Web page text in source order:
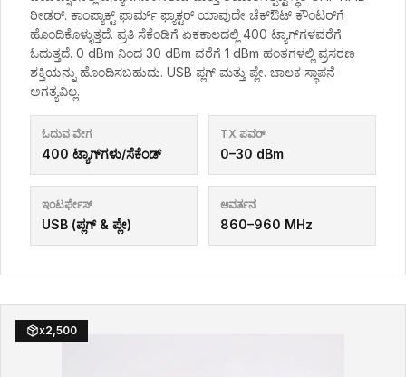
ರೀಡರ್. ಕಾಂಪ್ಯಾಕ್ಟ್ ಫಾರ್ಮ್ ಫ್ಯಾಕ್ಟರ್ ಯಾವುದೇ ಚೆಕ್‌ಔಟ್ ಕೌಂಟರ್‌ಗೆ
ಹೊಂದಿಕೊಳ್ಳುತ್ತದೆ. ಪ್ರತಿ ಸೆಕೆಂಡಿಗೆ ಏಕಕಾಲದಲ್ಲಿ 400 ಟ್ಯಾಗ್‌ಗಳವರೆಗೆ
ಓದುತ್ತದೆ. 0 dBm ನಿಂದ 30 dBm ವರೆಗೆ 1 dBm ಹಂತಗಳಲ್ಲಿ ಪ್ರಸರಣ
ಶಕ್ತಿಯನ್ನು ಹೊಂದಿಸಬಹುದು. USB ಪ್ಲಗ್ ಮತ್ತು ಪ್ಲೇ. ಚಾಲಕ ಸ್ಥಾಪನೆ
ಅಗತ್ಯವಿಲ್ಲ.
ಓದುವ ವೇಗ
400 ಟ್ಯಾಗ್‌ಗಳು/ಸೆಕೆಂಡ್
TX ಪವರ್
0–30 dBm
ಇಂಟರ್ಫೇಸ್
USB (ಪ್ಲಗ್ & ಪ್ಲೇ)
ಆವರ್ತನ
860–960 MHz
x2,500